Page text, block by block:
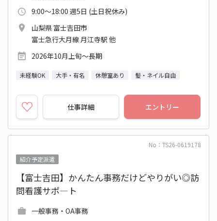
9:00～18:00 週5日 (土日祝休み)
山梨県 富士吉田市
富士急行大月線 月江寺駅 他
2026年10月上旬～長期
未経験OK 大手・有名 休憩室あり 髪・ネイル自由
仕事詳細 エントリー
No：TS26-0619178
紹介予定派遣
【富士吉田】かんたん事務だけどやりがい◎訪
問看護サポ―ト
一般事務・OA事務